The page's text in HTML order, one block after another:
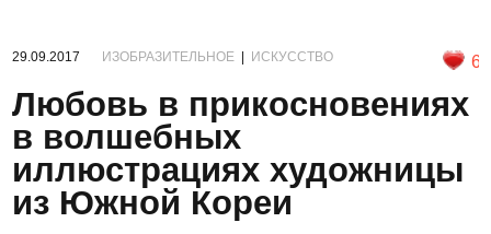
29.09.2017 ИЗОБРАЗИТЕЛЬНОЕ ИСКУССТВО 6
Любовь в прикосновениях
в волшебных
иллюстрациях художницы
из Южной Кореи